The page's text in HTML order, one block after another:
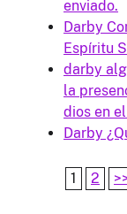
enviado.
Darby
Espíritu
darby
la
dios en
Darby
1 2